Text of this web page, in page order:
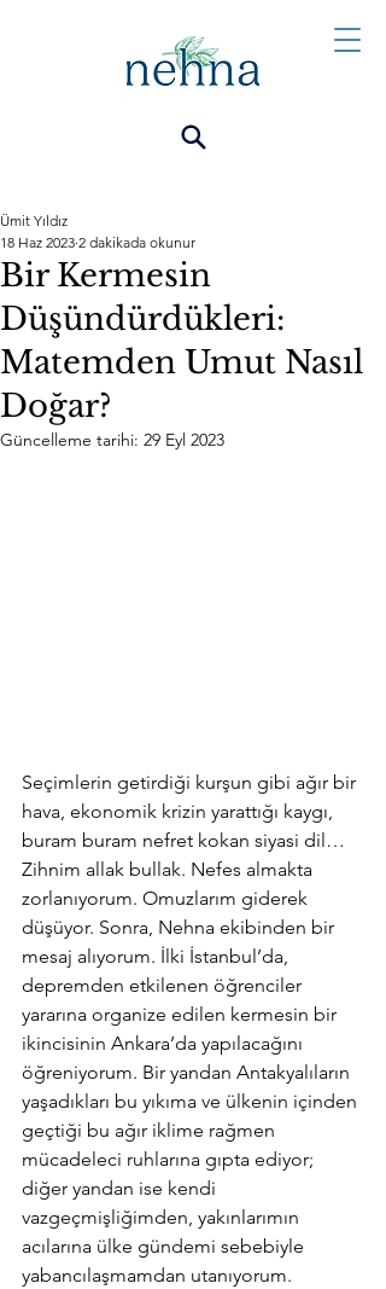
Bir Kermesin
Düşündürdükleri:
Matemden Umut Nasıl
Doğar?
Ümit Yıldız
18 Haz 2023 2 dakikada okunur
Güncelleme tarihi: 29 Eyl 2023
Seçimlerin getirdiği kurşun gibi ağır bir
hava, ekonomik krizin yarattığı kaygı,
buram buram nefret kokan siyasi dil…
Zihnim allak bullak. Nefes almakta
zorlanıyorum. Omuzlarım giderek
düşüyor. Sonra, Nehna ekibinden bir
mesaj alıyorum. İlki İstanbul’da,
depremden etkilenen öğrenciler
yararına organize edilen kermesin bir
ikincisinin Ankara’da yapılacağını
öğreniyorum. Bir yandan Antakyalıların
yaşadıkları bu yıkıma ve ülkenin içinden
geçtiği bu ağır iklime rağmen
mücadeleci ruhlarına gıpta ediyor;
diğer yandan ise kendi
vazgeçmişliğimden, yakınlarımın
acılarına ülke gündemi sebebiyle
yabancılaşmamdan utanıyorum.